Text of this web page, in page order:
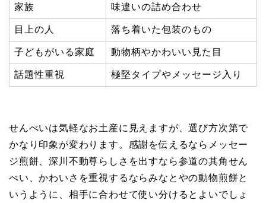
家族 味違いの詰め合わせ
目上の人 落ち着いた包装のもの
子どもがいる家庭 動物柄やかわいい見た目
話題性重視 極堅タイプやメッセージ入り
せんべいは気軽なお土産に見えますが、選び方次第で
かなり印象が変わります。感謝を伝えるならメッセー
ジ煎餅、深川不動尊らしさを出すなら参道の其角せん
べい、かわいさを重視するならみなとやの動物煎餅と
いうように、相手に合わせて使い分けるとよいでしょ